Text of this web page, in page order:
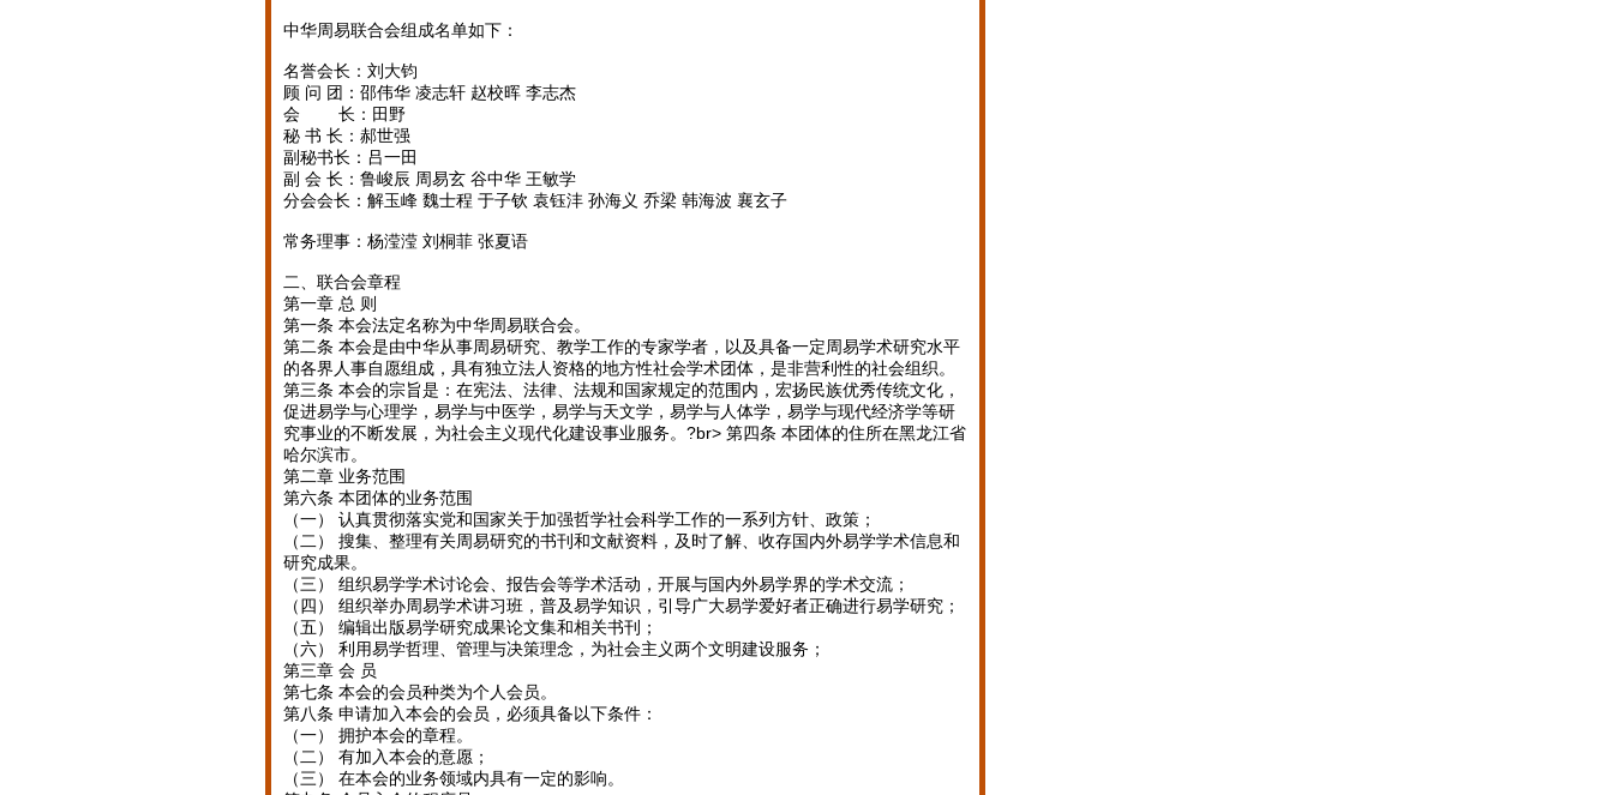
中华周易联合会组成名单如下：
名誉会长：刘大钧
顾 问 团：邵伟华 凌志轩 赵校晖 李志杰
会 长：田野
秘 书 长：郝世强
副秘书长：吕一田
副 会 长：鲁峻辰 周易玄 谷中华 王敏学
分会会长：解玉峰 魏士程 于子钦 袁钰沣 孙海义 乔梁 韩海波 襄玄子
常务理事：杨滢滢 刘桐菲 张夏语
二、联合会章程
第一章 总 则
第一条 本会法定名称为中华周易联合会。
第二条 本会是由中华从事周易研究、教学工作的专家学者，以及具备一定周易学术研究水平
的各界人事自愿组成，具有独立法人资格的地方性社会学术团体，是非营利性的社会组织。
第三条 本会的宗旨是：在宪法、法律、法规和国家规定的范围内，宏扬民族优秀传统文化，
促进易学与心理学，易学与中医学，易学与天文学，易学与人体学，易学与现代经济学等研
究事业的不断发展，为社会主义现代化建设事业服务。?br> 第四条 本团体的住所在黑龙江省
哈尔滨市。
第二章 业务范围
第六条 本团体的业务范围
（一） 认真贯彻落实党和国家关于加强哲学社会科学工作的一系列方针、政策；
（二） 搜集、整理有关周易研究的书刊和文献资料，及时了解、收存国内外易学学术信息和
研究成果。
（三） 组织易学学术讨论会、报告会等学术活动，开展与国内外易学界的学术交流；
（四） 组织举办周易学术讲习班，普及易学知识，引导广大易学爱好者正确进行易学研究；
（五） 编辑出版易学研究成果论文集和相关书刊；
（六） 利用易学哲理、管理与决策理念，为社会主义两个文明建设服务；
第三章 会 员
第七条 本会的会员种类为个人会员。
第八条 申请加入本会的会员，必须具备以下条件：
（一） 拥护本会的章程。
（二） 有加入本会的意愿；
（三） 在本会的业务领域内具有一定的影响。